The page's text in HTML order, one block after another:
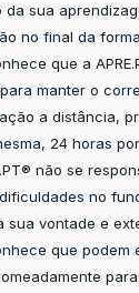
sua
no final da
que a
manter o
a distância,
24 horas
não se
no
sua vontade e
que